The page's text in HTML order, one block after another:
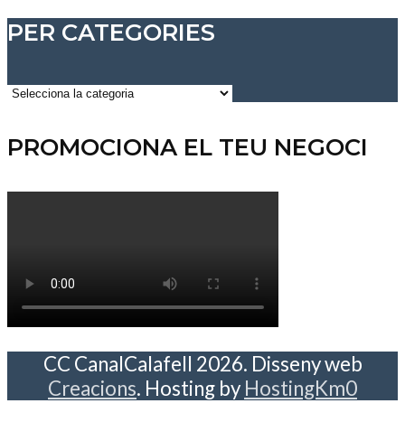
PER CATEGORIES
Per
PROMOCIONA EL TEU NEGOCI
CC CanalCalafell 2026. Disseny web
Creacions. Hosting by HostingKm0